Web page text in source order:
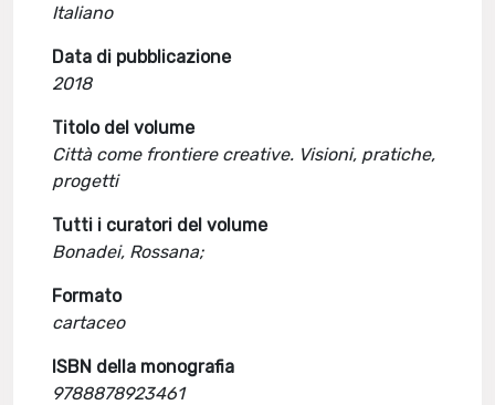
Italiano
Data di pubblicazione
2018
Titolo del volume
Città come frontiere creative. Visioni, pratiche,
progetti
Tutti i curatori del volume
Bonadei, Rossana;
Formato
cartaceo
ISBN della monografia
9788878923461